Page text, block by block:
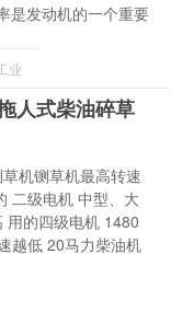
是发动机的一个重要
业
人式柴油碎草
机铡草机最高转速
二级电机 中型、大
用的四级电机 1480
越低 20马力柴油机